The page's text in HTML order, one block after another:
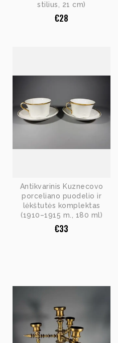
stilius, 21 cm)
€28
Antikvarinis Kuznecovo
porceliano puodelio ir
lėkštutės komplektas
(1910–1915 m., 180 ml)
€33